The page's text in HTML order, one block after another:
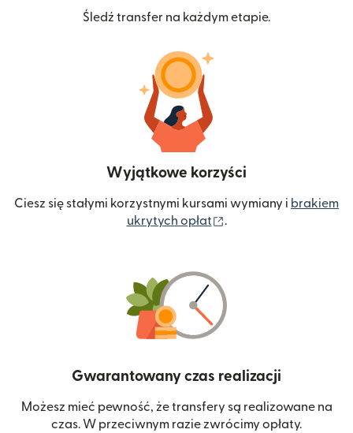
Śledź transfer na każdym etapie.
Wyjątkowe korzyści
Ciesz się stałymi korzystnymi kursami wymiany i brakiem
ukrytych opłat
.
Gwarantowany czas realizacji
Możesz mieć pewność, że transfery są realizowane na
czas. W przeciwnym razie zwrócimy opłaty.